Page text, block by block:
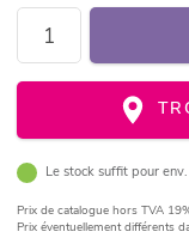
Le stock suffit pour
Prix de catalogue hors TVA
Prix éventuellement différents